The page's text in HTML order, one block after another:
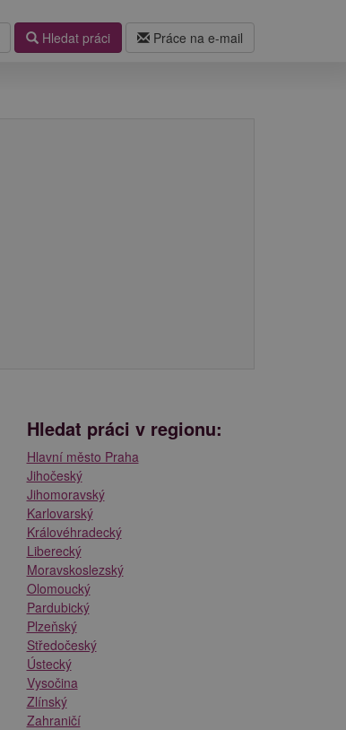
Hledat práci Práce na e-mail
Hledat práci v regionu:
Hlavní město Praha
Jihočeský
Jihomoravský
Karlovarský
Královéhradecký
Liberecký
Moravskoslezský
Olomoucký
Pardubický
Plzeňský
Středočeský
Ústecký
Vysočina
Zlínský
Zahraničí